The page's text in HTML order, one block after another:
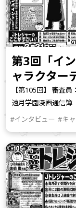
第3回「イ
ャラクター
【第105回】 審査員
遠月学園漫画通信簿
#インタビュー #キ